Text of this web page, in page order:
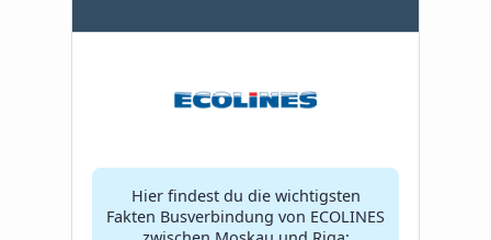
Hier findest du die wichtigsten
Fakten Busverbindung von ECOLINES